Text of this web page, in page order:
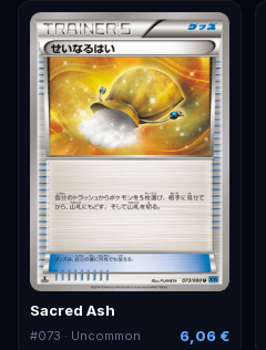
Sacred Ash
#073 · Uncommon 6,06 €